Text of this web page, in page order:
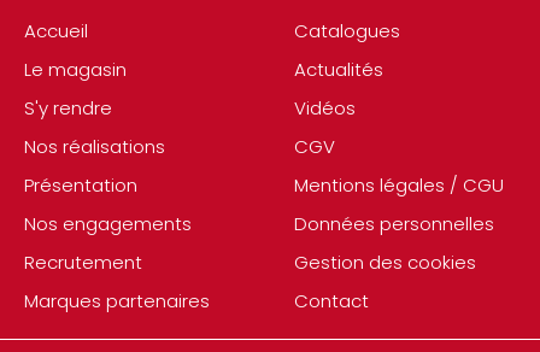
Accueil
Le magasin
S'y rendre
Nos réalisations
Présentation
Nos engagements
Recrutement
Marques partenaires
Catalogues
Actualités
Vidéos
CGV
Mentions légales / CGU
Données personnelles
Gestion des cookies
Contact